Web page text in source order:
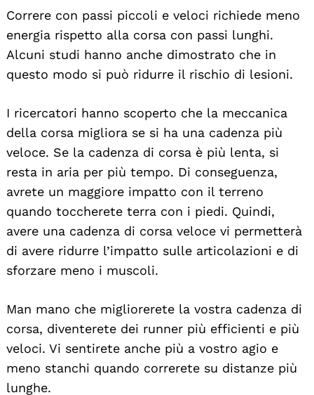
Correre con passi piccoli e veloci richiede meno
energia rispetto alla corsa con passi lunghi.
Alcuni studi hanno anche dimostrato che in
questo modo si può ridurre il rischio di lesioni.
I ricercatori hanno scoperto che la meccanica
della corsa migliora se si ha una cadenza più
veloce. Se la cadenza di corsa è più lenta, si
resta in aria per più tempo. Di conseguenza,
avrete un maggiore impatto con il terreno
quando toccherete terra con i piedi. Quindi,
avere una cadenza di corsa veloce vi permetterà
di avere ridurre l’impatto sulle articolazioni e di
sforzare meno i muscoli.
Man mano che migliorerete la vostra cadenza di
corsa, diventerete dei runner più efficienti e più
veloci. Vi sentirete anche più a vostro agio e
meno stanchi quando correrete su distanze più
lunghe.